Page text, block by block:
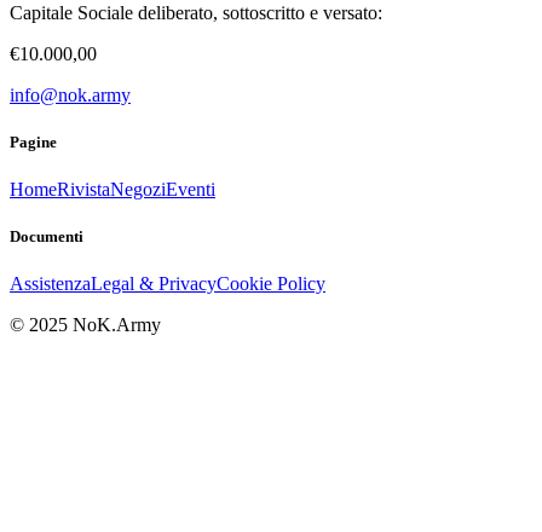
Capitale Sociale deliberato, sottoscritto e versato:
€10.000,00
info@nok.army
Pagine
HomeRivistaNegoziEventi
Documenti
AssistenzaLegal & PrivacyCookie Policy
© 2025 NoK.Army